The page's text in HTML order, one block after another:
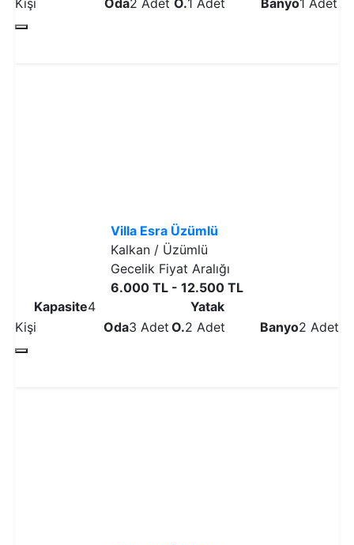
Kişi
Oda2 Adet O.1 Adet Banyo1 Adet
Villa Esra Üzümlü
Kalkan / Üzümlü
Gecelik Fiyat Aralığı
6.000 TL - 12.500 TL
Kapasite4
Kişi
Oda3 Adet
Yatak
O.2 Adet Banyo2 Adet